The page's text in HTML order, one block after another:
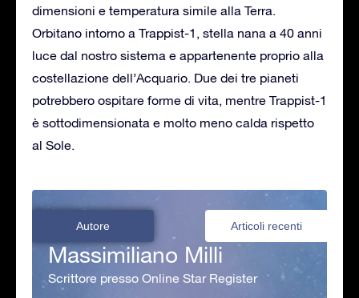
dimensioni e temperatura simile alla Terra.
Orbitano intorno a Trappist-1, stella nana a 40 anni
luce dal nostro sistema e appartenente proprio alla
costellazione dell’Acquario. Due dei tre pianeti
potrebbero ospitare forme di vita, mentre Trappist-1
è sottodimensionata e molto meno calda rispetto
al Sole.
Autore Articoli recenti
Massimiliano Milli
Scrittore presso Online Star Register